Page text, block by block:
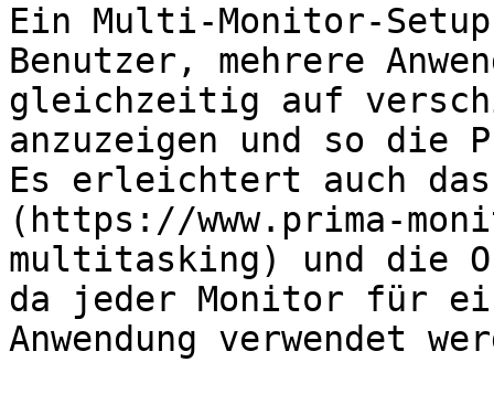
Ein Multi-Monitor-
Benutzer, mehrere
gleichzeitig auf
anzuzeigen und so
Es erleichtert auch
(https://www.prima-
multitasking) und die
da jeder Monitor für
Anwendung verwendet